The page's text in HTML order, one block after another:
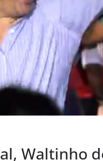
Waltinho